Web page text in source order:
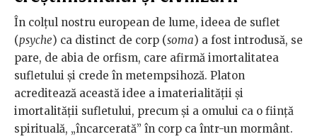
În colțul nostru european de lume, ideea de suflet
(psyche) ca distinct de corp (soma) a fost introdusă, se
pare, de abia de orfism, care afirmă imortalitatea
sufletului și crede în metempsihoză. Platon
acreditează această idee a imaterialității și
imortalității sufletului, precum și a omului ca o fiinţă
spirituală, „încarcerată” în corp ca într-un mormânt.